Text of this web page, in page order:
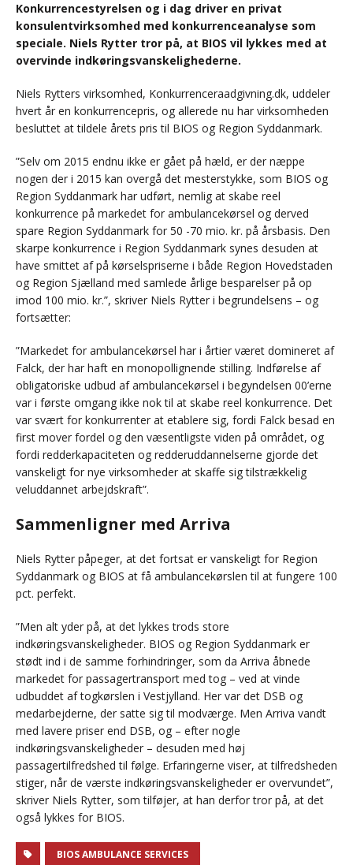
Konkurrencestyrelsen og i dag driver en privat
konsulentvirksomhed med konkurrenceanalyse som
speciale. Niels Rytter tror på, at BIOS vil lykkes med at
overvinde indkøringsvanskelighederne.
Niels Rytters virksomhed, Konkurrenceraadgivning.dk, uddeler
hvert år en konkurrencepris, og allerede nu har virksomheden
besluttet at tildele årets pris til BIOS og Region Syddanmark.
”Selv om 2015 endnu ikke er gået på hæld, er der næppe
nogen der i 2015 kan overgå det mesterstykke, som BIOS og
Region Syddanmark har udført, nemlig at skabe reel
konkurrence på markedet for ambulancekørsel og derved
spare Region Syddanmark for 50 -70 mio. kr. på årsbasis. Den
skarpe konkurrence i Region Syddanmark synes desuden at
have smittet af på kørselspriserne i både Region Hovedstaden
og Region Sjælland med samlede årlige besparelser på op
imod 100 mio. kr.”, skriver Niels Rytter i begrundelsens – og
fortsætter:
”Markedet for ambulancekørsel har i årtier været domineret af
Falck, der har haft en monopollignende stilling. Indførelse af
obligatoriske udbud af ambulancekørsel i begyndelsen 00’erne
var i første omgang ikke nok til at skabe reel konkurrence. Det
var svært for konkurrenter at etablere sig, fordi Falck besad en
first mover fordel og den væsentligste viden på området, og
fordi redderkapaciteten og redderuddannelserne gjorde det
vanskeligt for nye virksomheder at skaffe sig tilstrækkelig
veluddannet arbejdskraft”.
Sammenligner med Arriva
Niels Rytter påpeger, at det fortsat er vanskeligt for Region
Syddanmark og BIOS at få ambulancekørslen til at fungere 100
pct. perfekt.
”Men alt yder på, at det lykkes trods store
indkøringsvanskeligheder. BIOS og Region Syddanmark er
stødt ind i de samme forhindringer, som da Arriva åbnede
markedet for passagertransport med tog – ved at vinde
udbuddet af togkørslen i Vestjylland. Her var det DSB og
medarbejderne, der satte sig til modværge. Men Arriva vandt
med lavere priser end DSB, og – efter nogle
indkøringsvanskeligheder – desuden med høj
passagertilfredshed til følge. Erfaringerne viser, at tilfredsheden
stiger, når de værste indkøringsvanskeligheder er overvundet”,
skriver Niels Rytter, som tilføjer, at han derfor tror på, at det
også lykkes for BIOS.
BIOS AMBULANCE SERVICES